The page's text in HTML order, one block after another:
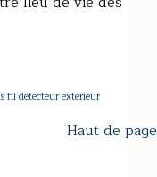
fil detecteur exterieur
Haut de page